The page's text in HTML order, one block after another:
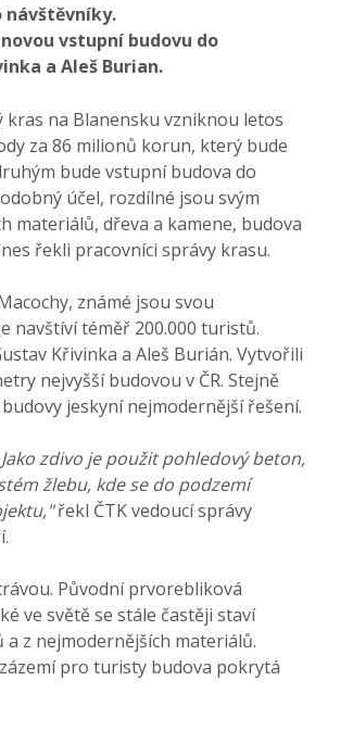
návštěvníky.
vstupní budovu do
a Aleš Burian.
na Blanensku vzniknou letos
za 86 milionů korun, který bude
bude vstupní budova do
účel, rozdílné jsou svým
materiálů, dřeva a kamene, budova
řekli pracovníci správy krasu.
známé jsou svou
navštíví téměř 200.000 turistů.
Křivinka a Aleš Burián. Vytvořili
nejvyšší budovou v ČR. Stejně
jeskyní nejmodernější řešení.
zdivo je použit pohledový beton,
žlebu, kde se do podzemí
řekl ČTK vedoucí správy
Původní prvorebliková
ve světě se stále častěji staví
z nejmodernějších materiálů.
pro turisty budova pokrytá